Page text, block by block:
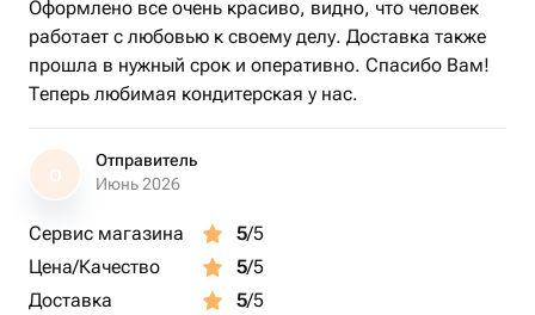
Оформлено все очень красиво, видно, что человек
работает с любовью к своему делу. Доставка также
прошла в нужный срок и оперативно. Спасибо Вам!
Теперь любимая кондитерская у нас.
О
Отправитель
Июнь 2026
Сервис магазина 5/5
Цена/Качество
5/5
Доставка
5/5